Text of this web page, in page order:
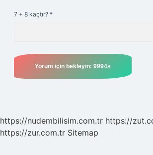
7 + 8 kaçtır? *
https://nudembilisim.com.tr https://
https://zur.com.tr Sitemap